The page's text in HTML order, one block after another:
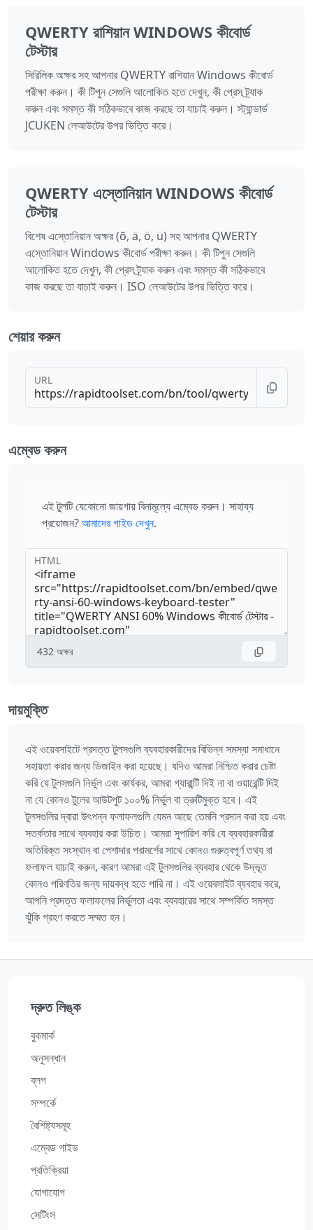
QWERTY রাশিয়ান WINDOWS কীবোর্ড
টেস্টার
সিরিলিক অক্ষর সহ আপনার QWERTY রাশিয়ান Windows কীবোর্ড
পরীক্ষা করুন। কী টিপুন সেগুলি আলোকিত হতে দেখুন, কী প্রেস ট্র্যাক
করুন এবং সমস্ত কী সঠিকভাবে কাজ করছে তা যাচাই করুন। স্ট্যান্ডার্ড
JCUKEN লেআউটের উপর ভিত্তি করে।
QWERTY এস্তোনিয়ান WINDOWS কীবোর্ড
টেস্টার
বিশেষ এস্তোনিয়ান অক্ষর (õ, ä, ö, ü) সহ আপনার QWERTY
এস্তোনিয়ান Windows কীবোর্ড পরীক্ষা করুন। কী টিপুন সেগুলি
আলোকিত হতে দেখুন, কী প্রেস ট্র্যাক করুন এবং সমস্ত কী সঠিকভাবে
কাজ করছে তা যাচাই করুন। ISO লেআউটের উপর ভিত্তি করে।
শেয়ার করুন
URL
এম্বেড করুন
এই টুলটি যেকোনো জায়গায় বিনামূল্যে এম্বেড করুন। সাহায্য
প্রয়োজন?আমাদের গাইড দেখুন.
HTML
432 অক্ষর
দায়মুক্তি
এই ওয়েবসাইটে প্রদত্ত টুলসগুলি ব্যবহারকারীদের বিভিন্ন সমস্যা সমাধানে
সহায়তা করার জন্য ডিজাইন করা হয়েছে। যদিও আমরা নিশ্চিত করার চেষ্টা
করি যে টুলসগুলি নির্ভুল এবং কার্যকর, আমরা গ্যারান্টি দিই না বা ওয়ারেন্টি দিই
না যে কোনও টুলের আউটপুট ১০০% নির্ভুল বা ত্রুটিমুক্ত হবে। এই
টুলসগুলির দ্বারা উৎপন্ন ফলাফলগুলি যেমন আছে তেমনি প্রদান করা হয় এবং
সতর্কতার সাথে ব্যবহার করা উচিত। আমরা সুপারিশ করি যে ব্যবহারকারীরা
অতিরিক্ত সংস্থান বা পেশাদার পরামর্শের সাথে কোনও গুরুত্বপূর্ণ তথ্য বা
ফলাফল যাচাই করুন, কারণ আমরা এই টুলসগুলির ব্যবহার থেকে উদ্ভূত
কোনও পরিণতির জন্য দায়বদ্ধ হতে পারি না। এই ওয়েবসাইট ব্যবহার করে,
আপনি প্রদত্ত ফলাফলের নির্ভুলতা এবং ব্যবহারের সাথে সম্পর্কিত সমস্ত
ঝুঁকি গ্রহণ করতে সম্মত হন।
দ্রুত লিঙ্ক
বুকমার্ক
অনুসন্ধান
ব্লগ
সম্পর্কে
বৈশিষ্ট্যসমূহ
এম্বেড গাইড
প্রতিক্রিয়া
যোগাযোগ
সেটিংস